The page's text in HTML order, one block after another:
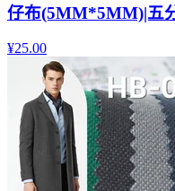
仔布(5MM*5MM)|五
¥25.00